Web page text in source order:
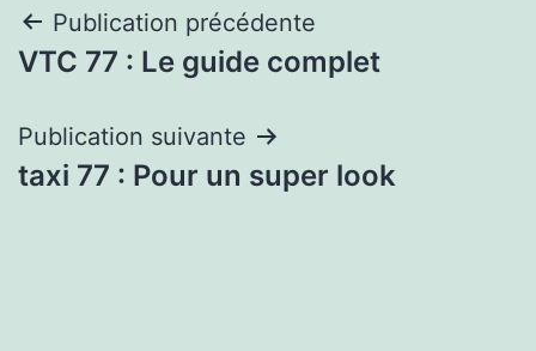
Navigation
de
l’article
Publication précédente
VTC 77 : Le guide complet
Publication suivante
taxi 77 : Pour un super look